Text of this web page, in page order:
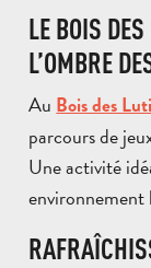
LE BOIS DES
L’OMBRE
Au Bois des
parcours de
Une activité
environnement